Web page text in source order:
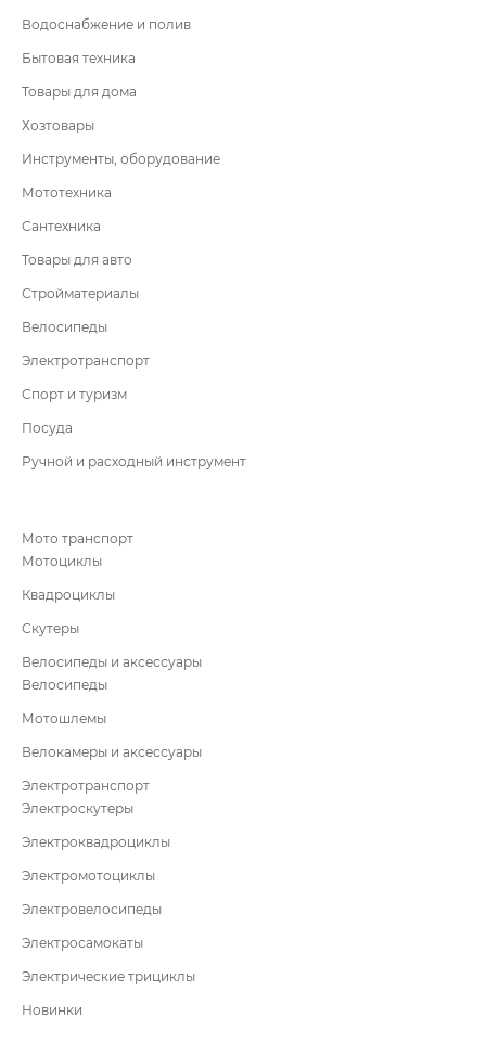
Водоснабжение и полив
Бытовая техника
Товары для дома
Хозтовары
Инструменты, оборудование
Мототехника
Сантехника
Товары для авто
Стройматериалы
Велосипеды
Электротранспорт
Спорт и туризм
Посуда
Ручной и расходный инструмент
Мото транспорт
Мотоциклы
Квадроциклы
Скутеры
Велосипеды и аксессуары
Велосипеды
Мотошлемы
Велокамеры и аксессуары
Электротранспорт
Электроскутеры
Электроквадроциклы
Электромотоциклы
Электровелосипеды
Электросамокаты
Электрические трициклы
Новинки